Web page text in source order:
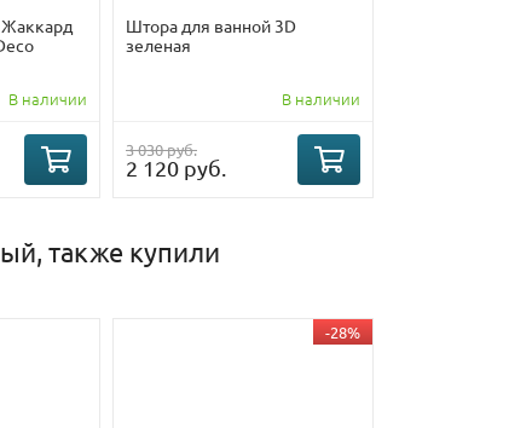
В наличии
Штора для ванной 3D
зеленая
В наличии
3 030 руб.
2 120 руб.
также купили
-28%